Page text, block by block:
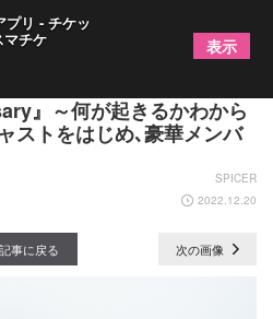
和紀が語る『CLUB
』～何が起きるかわから
ストをはじめ､豪華メンバ
SPICER
2022.12.20
記事に戻る 次の画像
プリ - チケッ
マチケ 表示